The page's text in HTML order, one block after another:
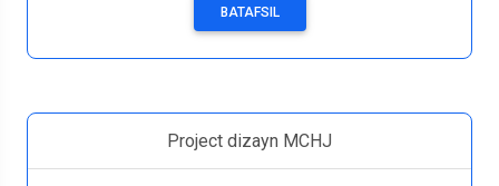
BATAFSIL
Project dizayn MCHJ